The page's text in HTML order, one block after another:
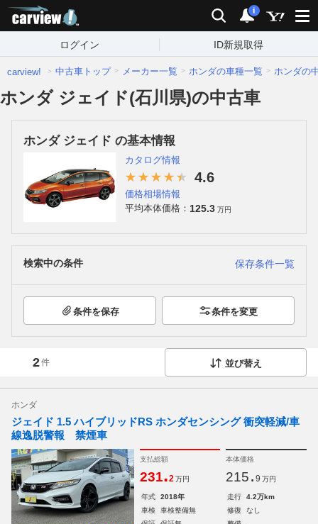
検索 通知
i
ログイン ID新規取得
carview! 中古車トップ メーカー一覧 ホンダの車種一覧 ホンダの
ホンダ ジェイド(石川県)の中古車
ホンダ ジェイド の基本情報
カタログ情報
4.6
価格相場情報
平均本体価格： 125.3 万円
検索中の条件 保存条件一覧
条件を保存 条件を変更
2件 並び替え
ホンダ
ジェイド 1.5 ハイブリッドRS ホンダセンシング 衝突軽減/車
線逸脱警報 禁煙車
支払総額
231.2 万円
本体価格
215. 9 万円
年式 2018年 走行
4.2万km
車検
車検整備無 修復
なし